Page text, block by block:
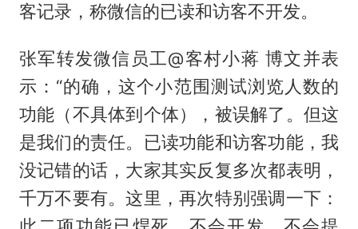
客记录，称微信的已读和访客不开发。
张军转发微信员工@客村小蒋 博文并表
示：“的确，这个小范围测试浏览人数的
功能（不具体到个体），被误解了。但这
是我们的责任。已读功能和访客功能，我
没记错的话，大家其实反复多次都表明，
千万不要有。这里，再次特别强调一下：